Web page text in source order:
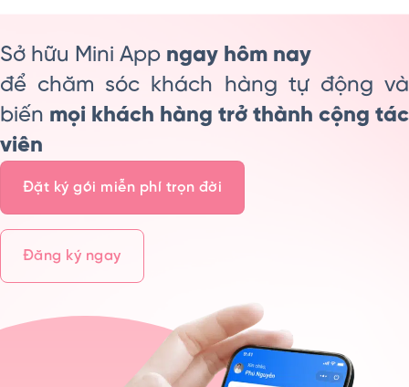
Sở hữu Mini App ngay hôm nay
để chăm sóc khách hàng tự động và
biến mọi khách hàng trở thành cộng tác
viên
Đặt ký gói miễn phí trọn đời
Đăng ký ngay